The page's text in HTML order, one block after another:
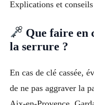
Explications et
Que faire en
la serrure ?
En cas de clé cassée,
de ne pas aggraver la